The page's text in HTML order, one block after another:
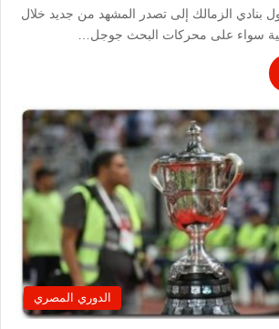
بنادي الزمالك إلى تصدر المشهد من جديد خلال
سواء على محركات البحث جوجل…
الدوري المصري